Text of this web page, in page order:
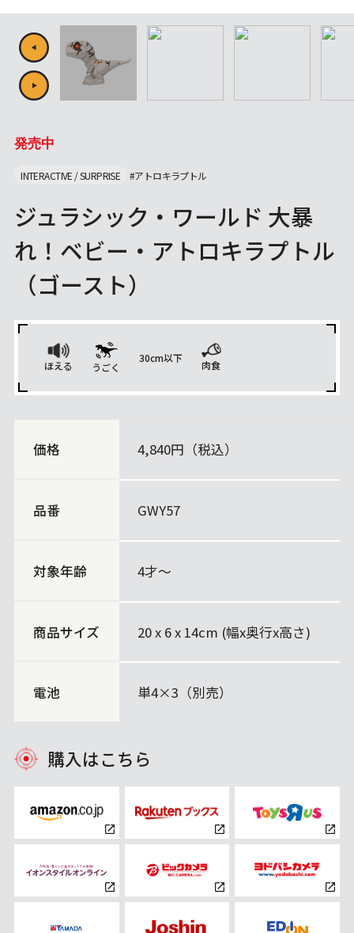
発売中
INTERACTIVE / SURPRISE #アトロキラプトル
ジュラシック・ワールド 大暴
れ！ベビー・アトロキラプトル
（ゴースト）
ほえる うごく
30cm以下
肉食
価格 4,840円（税込）
品番 GWY57
対象年齢 4才〜
商品サイズ 20 x 6 x 14cm (幅x奥行x高さ)
電池 単4×3（別売）
購入はこちら